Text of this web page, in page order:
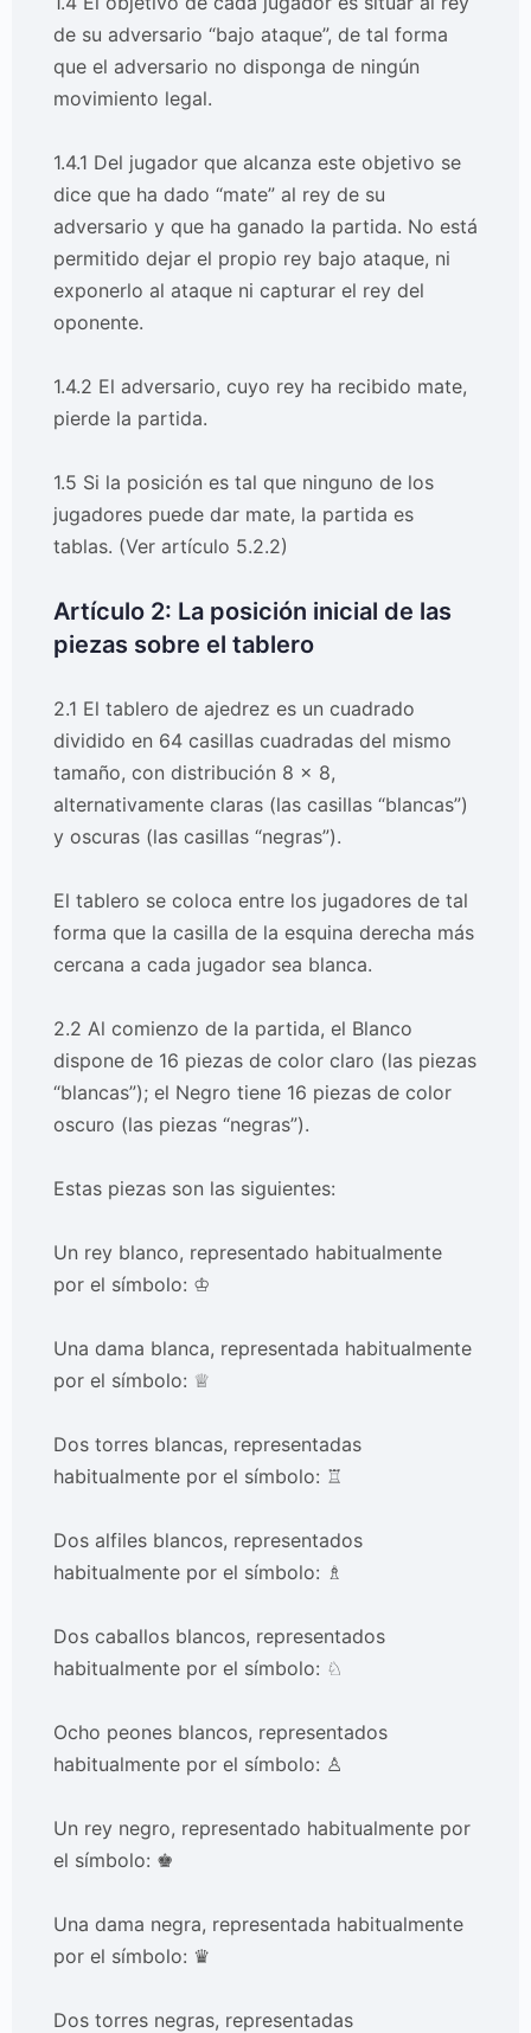
de su adversario “bajo ataque”, de tal forma
que el adversario no disponga de ningún
movimiento legal.
1.4.1 Del jugador que alcanza este objetivo se
dice que ha dado “mate” al rey de su
adversario y que ha ganado la partida. No está
permitido dejar el propio rey bajo ataque, ni
exponerlo al ataque ni capturar el rey del
oponente.
1.4.2 El adversario, cuyo rey ha recibido mate,
pierde la partida.
1.5 Si la posición es tal que ninguno de los
jugadores puede dar mate, la partida es
tablas. (Ver artículo 5.2.2)
Artículo 2: La posición inicial de las
piezas sobre el tablero
2.1 El tablero de ajedrez es un cuadrado
dividido en 64 casillas cuadradas del mismo
tamaño, con distribución 8 x 8,
alternativamente claras (las casillas “blancas”)
y oscuras (las casillas “negras”).
El tablero se coloca entre los jugadores de tal
forma que la casilla de la esquina derecha más
cercana a cada jugador sea blanca.
2.2 Al comienzo de la partida, el Blanco
dispone de 16 piezas de color claro (las piezas
“blancas”); el Negro tiene 16 piezas de color
oscuro (las piezas “negras”).
Estas piezas son las siguientes:
Un rey blanco, representado habitualmente
por el símbolo: ♔
Una dama blanca, representada habitualmente
por el símbolo: ♕
Dos torres blancas, representadas
habitualmente por el símbolo: ♖
Dos alfiles blancos, representados
habitualmente por el símbolo: ♗
Dos caballos blancos, representados
habitualmente por el símbolo: ♘
Ocho peones blancos, representados
habitualmente por el símbolo: ♙
Un rey negro, representado habitualmente por
el símbolo: ♚
Una dama negra, representada habitualmente
por el símbolo: ♛
Dos torres negras, representadas